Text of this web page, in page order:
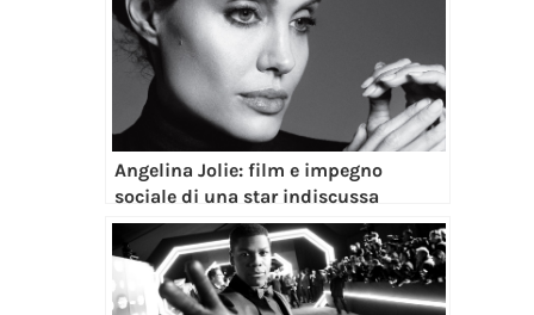
Angelina Jolie: film e impegno
sociale di una star indiscussa